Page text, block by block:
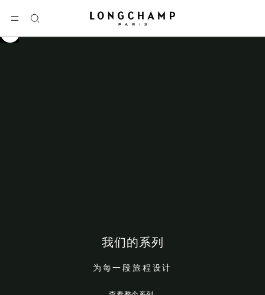
选单
搜
索
Longchamp - 主页
我们的系列
为每一段旅程设计